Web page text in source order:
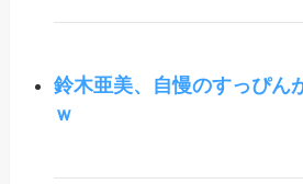
鈴木亜美、自慢のすっぴん
ｗ